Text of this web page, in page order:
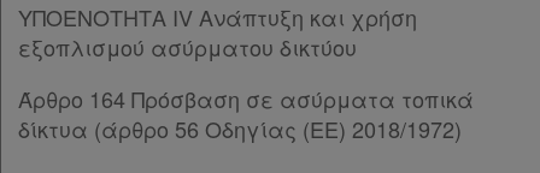
Παρ.1
Παρ.2
ΚΕΦΑΛΑΙΟ ΙΕΑ΄ [-]
Άρθρο 98Α [-]
ΥΠΟΕΝΟΤΗΤΑ IV Ανάπτυξη και χρήση
εξοπλισμού ασύρματου δικτύου
Άρθρο 164 Πρόσβαση σε ασύρματα τοπικά
δίκτυα (άρθρο 56 Οδηγίας (ΕΕ) 2018/1972)